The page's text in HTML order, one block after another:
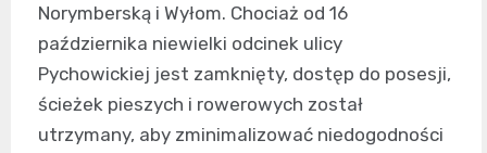
Norymberską i Wyłom. Chociaż od 16
października niewielki odcinek ulicy
Pychowickiej jest zamknięty, dostęp do posesji,
ścieżek pieszych i rowerowych został
utrzymany, aby zminimalizować niedogodności